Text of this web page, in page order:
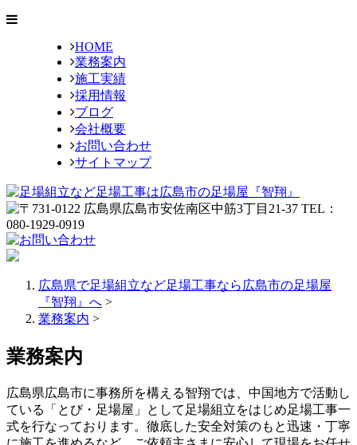
HOME
業務案内
施工実績
採用情報
ブログ
会社概要
お問い合わせ
サイトマップ
広島県で足場組立など足場工事なら広島市の足場屋
『智翔』へ >
業務案内 >
業務案内
広島県広島市に事務所を構える智翔では、中国地方で活動し
ている「とび・足場屋」として足場組立をはじめ足場工事一
式を行なっております。徹底した安全対策のもと迅速・丁寧